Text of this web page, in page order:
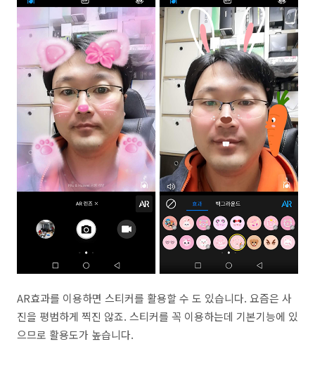
AR효과를 이용하면 스티커를 활용할 수 도 있습니다. 요즘은 사
진을 평범하게 찍진 않죠. 스티커를 꼭 이용하는데 기본기능에 있
으므로 활용도가 높습니다.